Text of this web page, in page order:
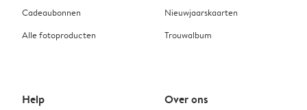
Cadeaubonnen
Alle fotoproducten
Nieuwjaarskaarten
Trouwalbum
Help Over ons